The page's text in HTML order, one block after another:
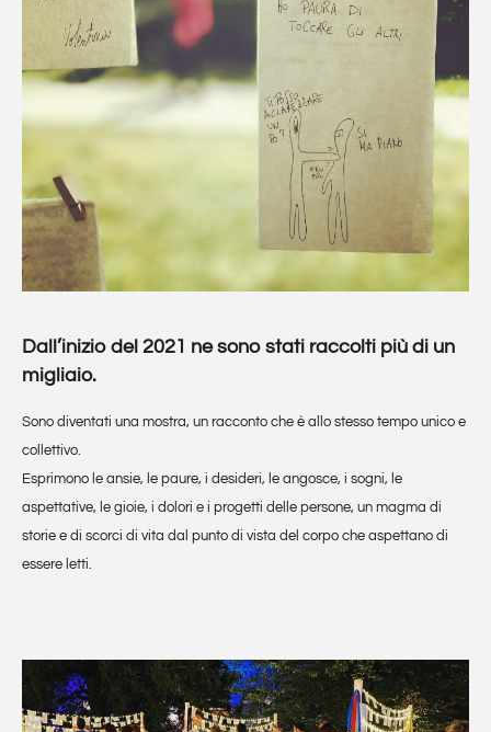
Dall’inizio del 2021 ne sono stati raccolti più di un
migliaio.
Sono diventati una mostra, un racconto che è allo stesso tempo unico e
collettivo.
Esprimono le ansie, le paure, i desideri, le angosce, i sogni, le
aspettative, le gioie, i dolori e i progetti delle persone, un magma di
storie e di scorci di vita dal punto di vista del corpo che aspettano di
essere letti.